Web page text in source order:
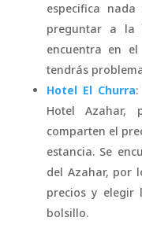
especifica
preguntar a la
encuentra en
tendrás
Hotel El Churra
Hotel Azahar,
comparten el
estancia. Se
del Azahar, por
precios y elegir
bolsillo.